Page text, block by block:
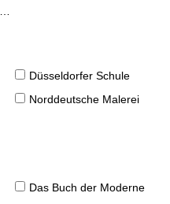
Düsseldorfer Schule
Norddeutsche Malerei
Das Buch der Moderne